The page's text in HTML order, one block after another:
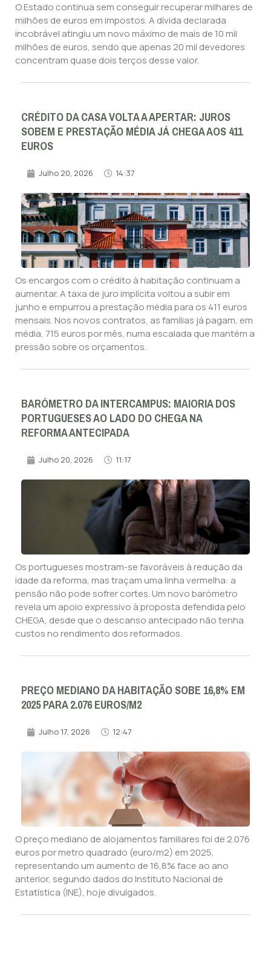
O Estado continua sem conseguir recuperar milhares de
milhões de euros em impostos. A dívida declarada
incobrável atingiu um novo máximo de mais de 10 mil
milhões de euros, sendo que apenas 20 mil devedores
concentram quase dois terços desse valor.
CRÉDITO DA CASA VOLTA A APERTAR: JUROS
SOBEM E PRESTAÇÃO MÉDIA JÁ CHEGA AOS 411
EUROS
Julho 20, 2026 14:37
Os encargos com o crédito à habitação continuam a
aumentar. A taxa de juro implícita voltou a subir em
junho e empurrou a prestação média para os 411 euros
mensais. Nos novos contratos, as famílias já pagam, em
média, 715 euros por mês, numa escalada que mantém a
pressão sobre os orçamentos.
BARÓMETRO DA INTERCAMPUS: MAIORIA DOS
PORTUGUESES AO LADO DO CHEGA NA
REFORMA ANTECIPADA
Julho 20, 2026 11:17
Os portugueses mostram-se favoráveis à redução da
idade da reforma, mas traçam uma linha vermelha: a
pensão não pode sofrer cortes. Um novo barómetro
revela um apoio expressivo à proposta defendida pelo
CHEGA, desde que o descanso antecipado não tenha
custos no rendimento dos reformados.
PREÇO MEDIANO DA HABITAÇÃO SOBE 16,8% EM
2025 PARA 2.076 EUROS/M2
Julho 17, 2026 12:47
O preço mediano de alojamentos familiares foi de 2.076
euros por metro quadrado (euro/m2) em 2025,
representando um aumento de 16,8% face ao ano
anterior, segundo dados do Instituto Nacional de
Estatística (INE), hoje divulgados.